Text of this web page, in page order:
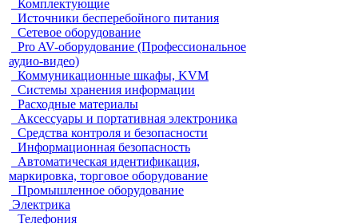
Комплектующие
Источники бесперебойного питания
Сетевое оборудование
Pro AV-оборудование (Профессиональное
аудио-видео)
Коммуникационные шкафы, KVM
Системы хранения информации
Расходные материалы
Аксессуары и портативная электроника
Средства контроля и безопасности
Информационная безопасность
Автоматическая идентификация,
маркировка, торговое оборудование
Промышленное оборудование
Электрика
Телефония